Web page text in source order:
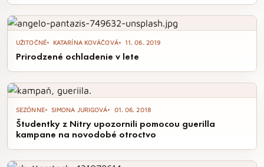
UŽITOČNÉ KATARÍNA KOVÁČOVÁ 11. 06. 2019
Prirodzené ochladenie v lete
SEZÓNNE SIMONA JURIGOVÁ 01. 06. 2018
Študentky z Nitry upozornili pomocou guerilla
kampane na novodobé otroctvo